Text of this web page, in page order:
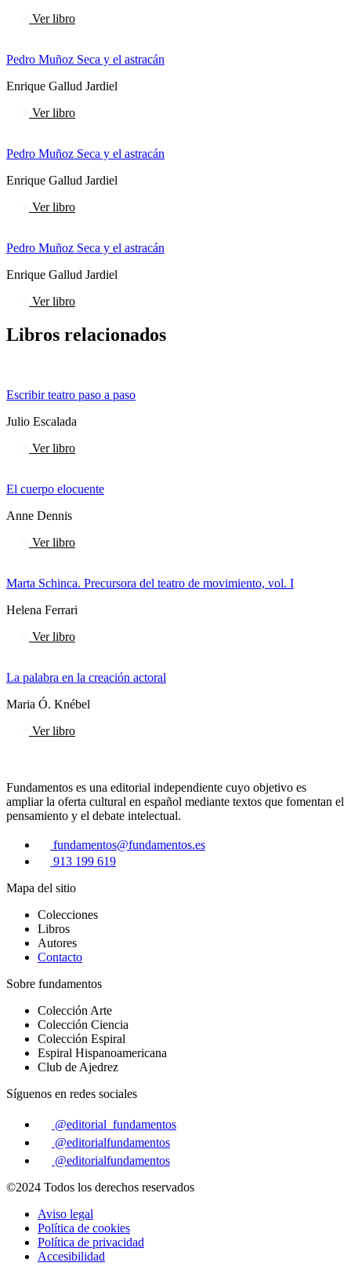
Ver libro
Pedro Muñoz Seca y el astracán
Enrique Gallud Jardiel
Ver libro
Pedro Muñoz Seca y el astracán
Enrique Gallud Jardiel
Ver libro
Pedro Muñoz Seca y el astracán
Enrique Gallud Jardiel
Ver libro
Libros relacionados
Escribir teatro paso a paso
Julio Escalada
Ver libro
El cuerpo elocuente
Anne Dennis
Ver libro
Marta Schinca. Precursora del teatro de movimiento, vol. I
Helena Ferrari
Ver libro
La palabra en la creación actoral
Maria Ó. Knébel
Ver libro
Fundamentos es una editorial independiente cuyo objetivo es
ampliar la oferta cultural en español mediante textos que fomentan el
pensamiento y el debate intelectual.
fundamentos@fundamentos.es
913 199 619
Mapa del sitio
Colecciones
Libros
Autores
Contacto
Sobre fundamentos
Colección Arte
Colección Ciencia
Colección Espiral
Espiral Hispanoamericana
Club de Ajedrez
Síguenos en redes sociales
@editorial_fundamentos
@editorialfundamentos
@editorialfundamentos
©2024 Todos los derechos reservados
Aviso legal
Política de cookies
Política de privacidad
Accesibilidad